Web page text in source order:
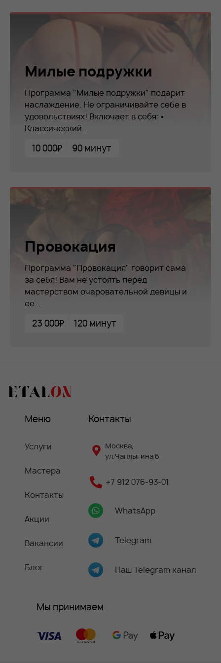
Милые подружки
Программа "Милые подружки" подарит
наслаждение. Не ограничивайте себе в
удовольствиях! Включает в себя: •
Классический...
10 000₽ 90 минут
Провокация
Программа "Провокация" говорит сама
за себя! Вам не устоять перед
мастерством очаровательной девицы и
ее...
23 000₽ 120 минут
Меню
Услуги
Мастера
Контакты
Акции
Вакансии
Блог
Контакты
Москва,
ул.Чаплыгина 6
+7 912 076-93-01
WhatsApp
Telegram
Наш Telegram канал
Мы принимаем